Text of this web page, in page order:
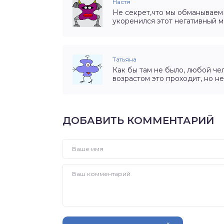
Настя
Не секрет,что мы
укоренился этот
Татьяна
Как бы там не было, любой
возрастом это проходит, но
ДОБАВИТЬ КОММЕНТАРИЙ